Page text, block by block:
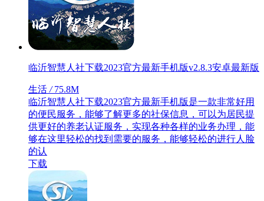
临沂智慧人社下载2023官方最新手机版v2.8.3安卓最新版
生活/75.8M
临沂智慧人社下载2023官方最新手机版是一款非常好用
的便民服务，能够了解更多的社保信息，可以为居民提
供更好的养老认证服务，实现各种各样的业务办理，能
够在这里轻松的找到需要的服务，能够轻松的进行人脸
的认
下载